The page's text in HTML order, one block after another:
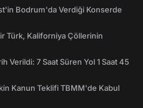
Bodrum'da Verdiği Konserde
Türk, Kaliforniya Çöllerinin
Verildi: 7 Saat Süren Yol 1 Saat 45
Kanun Teklifi TBMM'de Kabul